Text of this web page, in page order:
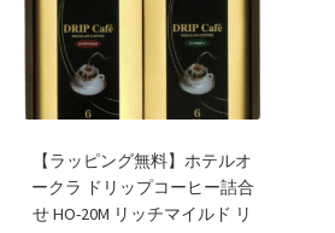
【ラッピング無料】ホテルオ
ークラ ドリップコーヒー詰合
せ HO-20M リッチマイルド リ